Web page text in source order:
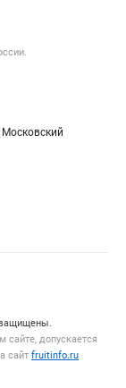
Московский
защищены.
допускается
сайт fruitinfo.ru